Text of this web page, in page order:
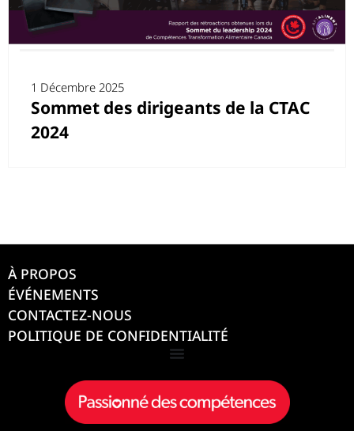
1 Décembre 2025
Sommet des dirigeants de la CTAC
2024
À PROPOS
ÉVÉNEMENTS
CONTACTEZ-NOUS
POLITIQUE DE CONFIDENTIALITÉ